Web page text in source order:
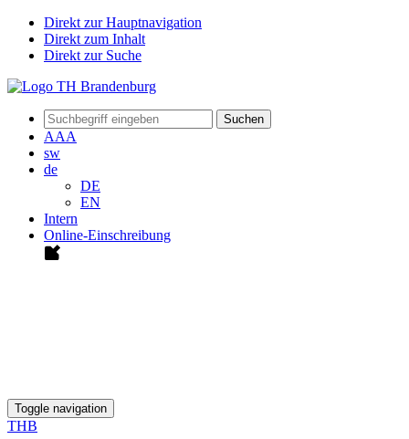
Direkt zur Hauptnavigation
Direkt zum Inhalt
Direkt zur Suche
Suchen
AAA
sw
de
DE
EN
Intern
Online-Einschreibung
Toggle navigation
THB